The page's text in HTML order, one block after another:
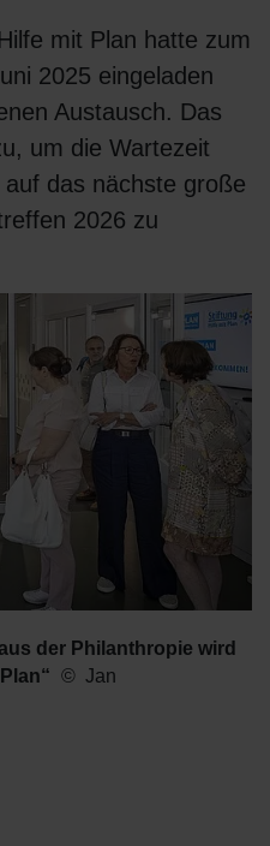
mit Plan hatte zum
2025 eingeladen
Austausch. Das
um die Wartezeit
das nächste große
2026 zu
der Philanthropie wird
Jan